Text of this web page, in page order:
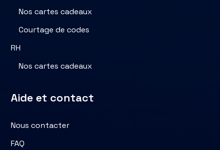
Nos cartes cadeaux
Courtage de codes
RH
Nos cartes cadeaux
Aide et contact
Nous contacter
FAQ